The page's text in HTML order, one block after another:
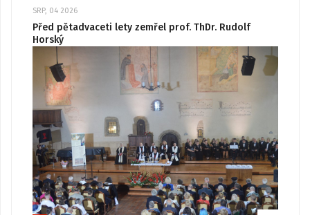
SRP, 04 2026
Před pětadvaceti lety zemřel prof. ThDr. Rudolf
Horský